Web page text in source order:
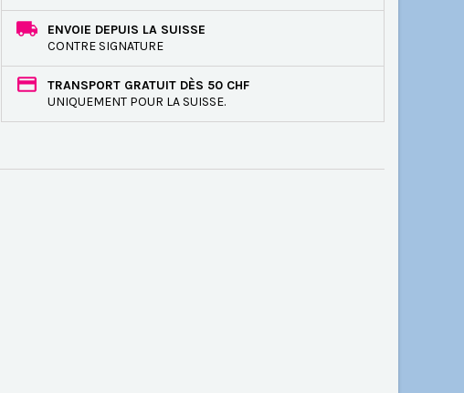
ENVOIE DEPUIS LA SUISSE
CONTRE SIGNATURE
TRANSPORT GRATUIT DÈS 50 CHF
UNIQUEMENT POUR LA SUISSE.